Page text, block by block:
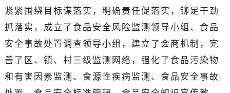
紧紧围绕目标谋落实，明确责任促落实，铆足干劲
抓落实，成立了食品安全风险监测领导小组、食品
安全事故处置调查领导小组，建立了会商机制，完
善了区、镇、村三级监测网络，强化了食品污染物
和有害因素监测、食源性疾病监测、食品安全事故